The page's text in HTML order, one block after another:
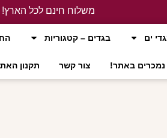
משלוח חינם לכל הארץ!
ים בגדים – קטגוריות
נמכרים באתר! צור קשר תקנון